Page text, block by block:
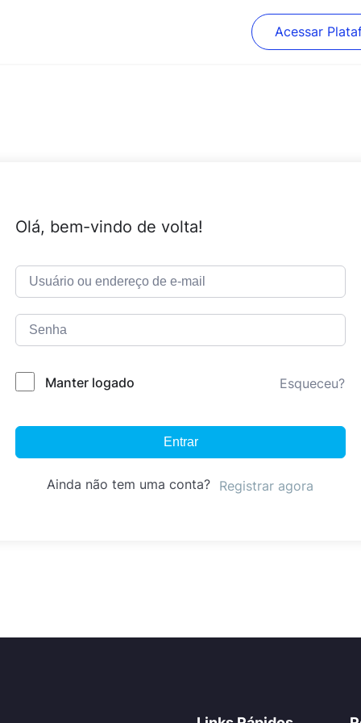
Acessar
Olá, bem-vindo de volta!
Manter logado Esqueceu?
Entrar
Ainda não tem uma conta? Registrar agora